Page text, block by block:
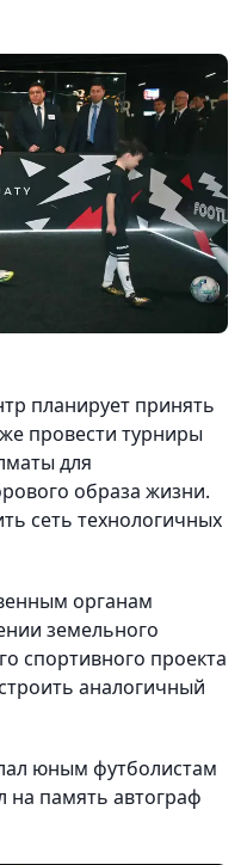
планирует принять
провести турниры
для
образа жизни.
сеть технологичных
органам
земельного
спортивного проекта
аналогичный
юным футболистам
на память автограф